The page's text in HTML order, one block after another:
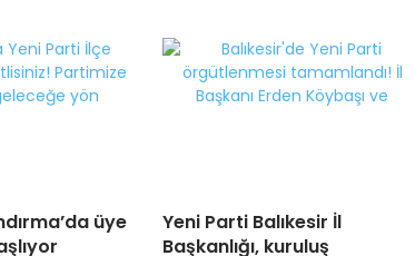
üye
Yeni Parti Balıkesir İl
Başkanlığı, kuruluş